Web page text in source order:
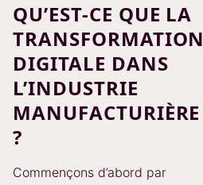
QU’EST-CE QUE LA
TRANSFORMATION
DIGITALE DANS
L’INDUSTRIE
MANUFACTURIÈRE
?
Commençons d’abord par